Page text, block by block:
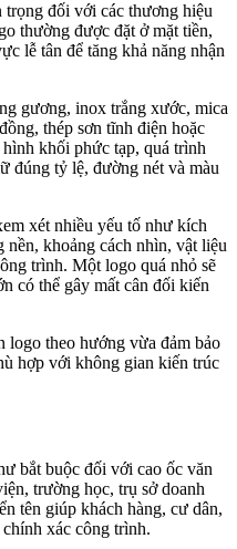
trọng đối với các thương hiệu
thường được đặt ở mặt tiền,
lễ tân để tăng khả năng nhận
gương, inox trắng xước, mica
thép sơn tĩnh điện hoặc
khối phức tạp, quá trình
đúng tỷ lệ, đường nét và màu
xét nhiều yếu tố như kích
nền, khoảng cách nhìn, vật liệu
trình. Một logo quá nhỏ sẽ
có thể gây mất cân đối kiến
theo hướng vừa đảm bảo
hợp với không gian kiến trúc
bắt buộc đối với cao ốc văn
trường học, trụ sở doanh
tên giúp khách hàng, cư dân,
xác công trình.